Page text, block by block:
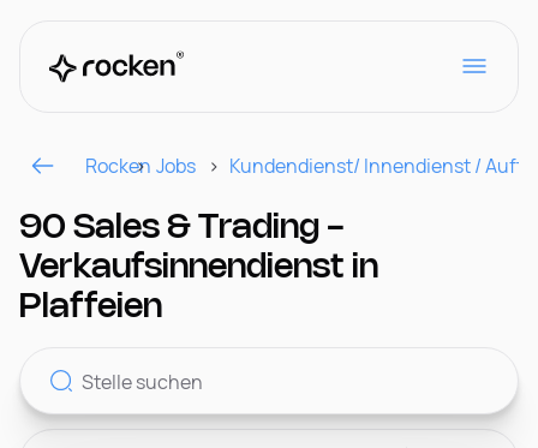
Für Arbeitgeber
Kontakt
Rocken Jobs Kundendienst/ Innendienst /
90 Sales & Trading -
Verkaufsinnendienst in
Plaffeien